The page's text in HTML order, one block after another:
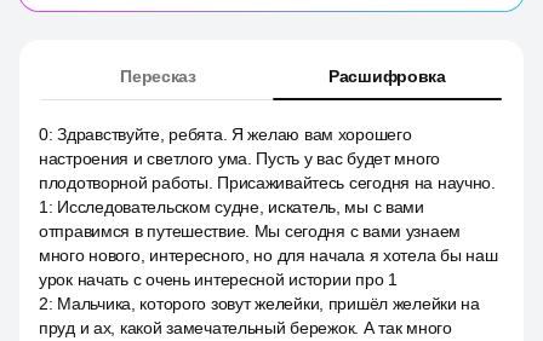
Пересказ Расшифровка
0:Здравствуйте, ребята. Я желаю вам хорошего
настроения и светлого ума. Пусть у вас будет много
плодотворной работы. Присаживайтесь сегодня на научно.
1 : Исследовательском судне, искатель, мы с вами
отправимся в путешествие. Мы сегодня с вами узнаем
много нового, интересного, но для начала я хотела бы наш
урок начать с очень интересной истории про 1
2: Мальчика, которого зовут желейки, пришёл желейки на
пруд и ах, какой замечательный бережок. А так много